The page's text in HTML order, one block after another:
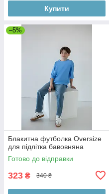
Купити
–5%
Блакитна футболка Oversize
для підлітка бавовняна
Готово до відправки
323 ₴ 340 ₴